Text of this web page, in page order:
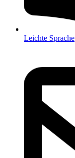
Leichte Sprache